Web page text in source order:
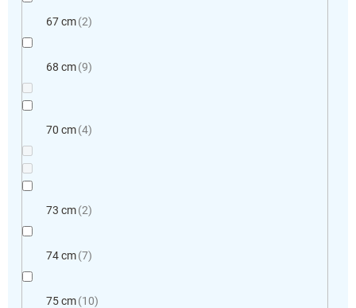
67 cm 2
68 cm 9
70 cm 4
73 cm 2
74 cm 7
75 cm 10